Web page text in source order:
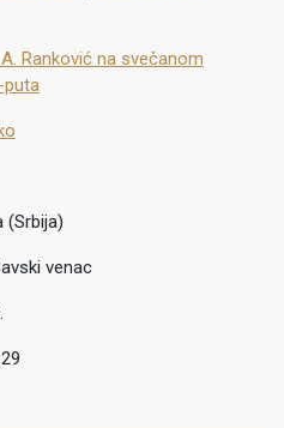
Ranković na svečanom
puta
(Srbija)
venac